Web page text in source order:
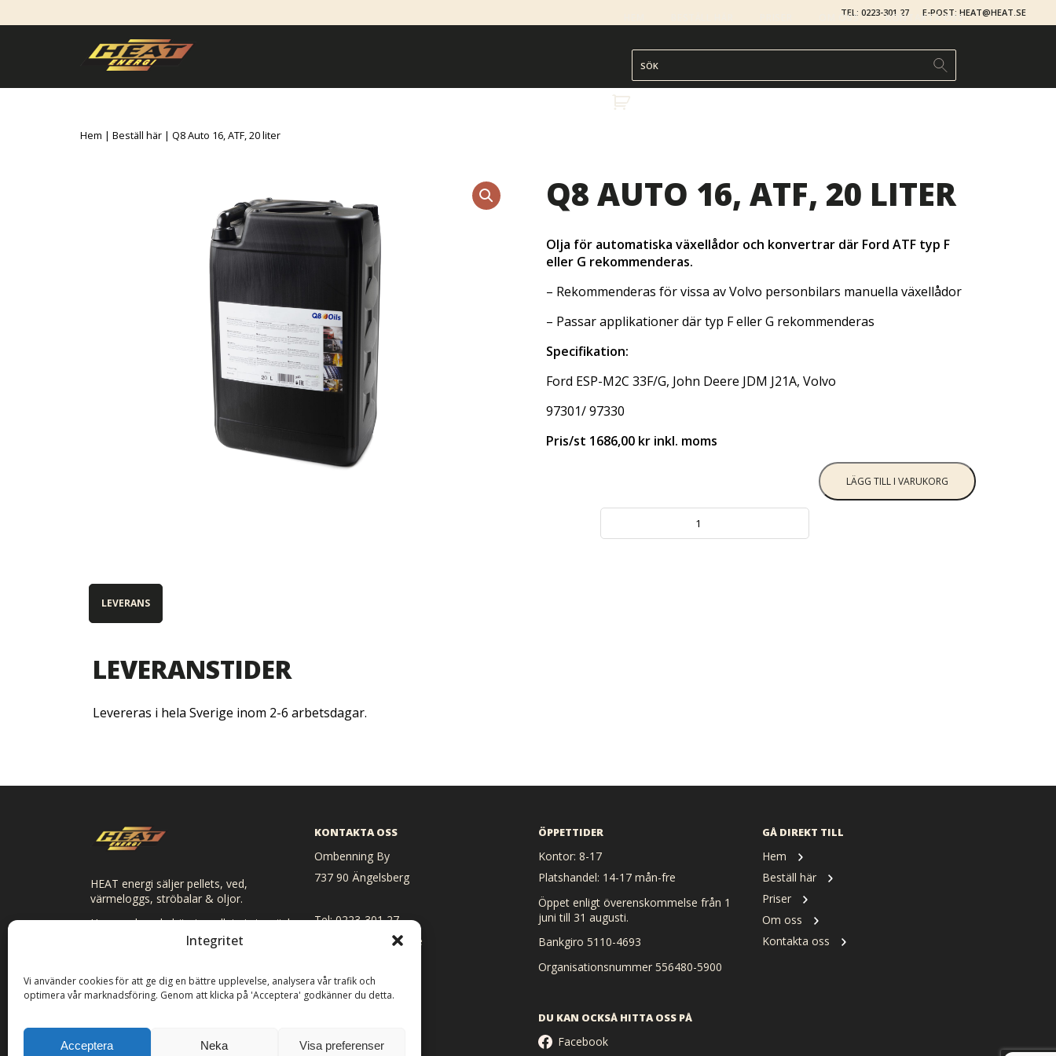
Integritet
Vi använder cookies för att ge dig en bättre upplevelse, analysera vår trafik och
optimera vår marknadsföring. Genom att klicka på 'Acceptera' godkänner du detta.
Acceptera Neka Visa preferenser
TEL: 0223-301 27 E-POST: HEAT@HEAT.SE
OM OSS KONTAKTA OSS
Hem | Beställ här | Q8 Auto 16, ATF, 20 liter
Q8 AUTO 16, ATF, 20 LITER
Olja för automatiska växellådor och konvertrar där Ford ATF typ F
eller G rekommenderas.
– Rekommenderas för vissa av Volvo personbilars manuella växellådor
– Passar applikationer där typ F eller G rekommenderas
Specifikation:
Ford ESP-M2C 33F/G, John Deere JDM J21A, Volvo
97301/ 97330
Pris/st 1686,00 kr inkl. moms
LÄGG TILL I VARUKORG
LEVERANS
LEVERANSTIDER
Levereras i hela Sverige inom 2-6 arbetsdagar.
HEAT energi säljer pellets, ved,
värmeloggs, ströbalar & oljor.
Hos oss kan du hämta pellets i storsäck
och småsäck, ved, ströbalar och loggs.
Vi levererar direkt hem till dig om du så
KONTAKTA OSS
Ombenning By
737 90 Ängelsberg
Tel: 0223-301 27
E-post: heat@heat.se
ÖPPETTIDER
Kontor: 8-17
Platshandel: 14-17 mån-fre
Öppet enligt överenskommelse från 1
juni till 31 augusti.
Bankgiro 5110-4693
Organisationsnummer 556480-5900
DU KAN OCKSÅ HITTA OSS PÅ
Facebook
GÅ DIREKT TILL
Hem
Beställ här
Priser
Om oss
Kontakta oss